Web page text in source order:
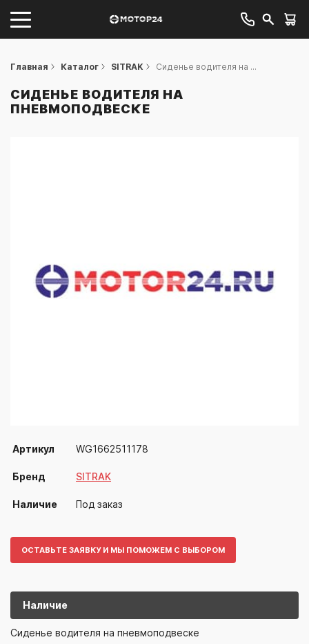
Главная Каталог SITRAK Сиденье водителя на ...
СИДЕНЬЕ ВОДИТЕЛЯ НА
ПНЕВМОПОДВЕСКЕ
Артикул WG1662511178
Бренд SITRAK
Наличие Под заказ
ОСТАВЬТЕ ЗАЯВКУ И МЫ ПОМОЖЕМ С ВЫБОРОМ
Наличие
WG16625111SITRAK
Сиденье водителя на пневмоподвеске